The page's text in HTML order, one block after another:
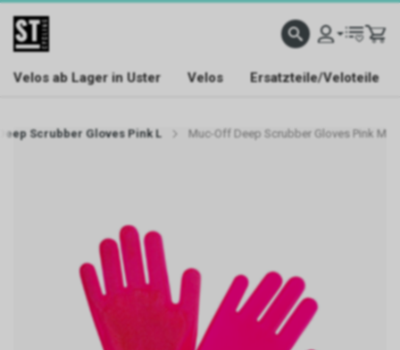
Velos ab Lager in Uster Velos Ersatzteile/Veloteile
Scrubber Gloves Pink L Muc-Off Deep Scrubber Gloves Pink M